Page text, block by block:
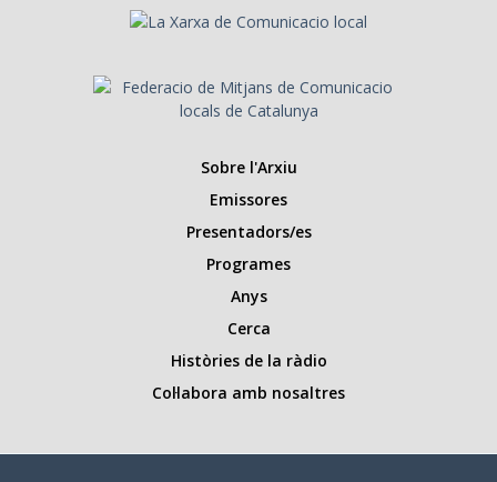
Sobre l'Arxiu
Emissores
Presentadors/es
Programes
Anys
Cerca
Històries de la ràdio
Col·labora amb nosaltres